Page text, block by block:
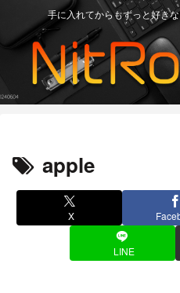
手に入れてからもずっと好き
apple
X
LINE